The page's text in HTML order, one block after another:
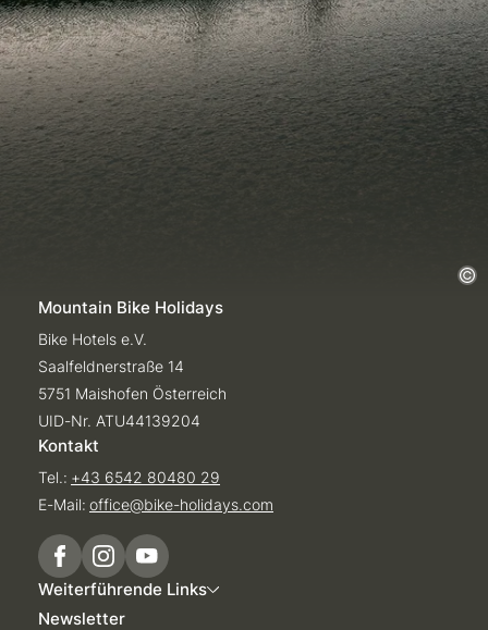
Mountain Bike Holidays
Bike Hotels e.V.
Saalfeldnerstraße 14
5751 Maishofen Österreich
UID-Nr. ATU44139204
Kontakt
Tel.: +43 6542 80480 29
E-Mail: office@bike-holidays.com
Weiterführende Links
Newsletter